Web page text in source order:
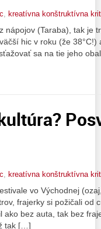
, kreatívna konštruktívna
nápojov (Taraba), tak je
hic v roku (že
sa na tie jeho
kreatívna konštruktívna
vo Východnej
frajerky si požičali od
ako bez auta, tak bez
tak […]